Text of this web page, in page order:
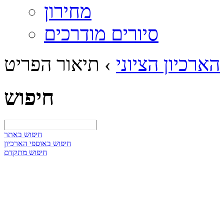
מחירון
סיורים מודרכים
הארכיון הציוני › תיאור הפריט
חיפוש
חיפוש באתר
חיפוש באוספי הארכיון
חיפוש מתקדם